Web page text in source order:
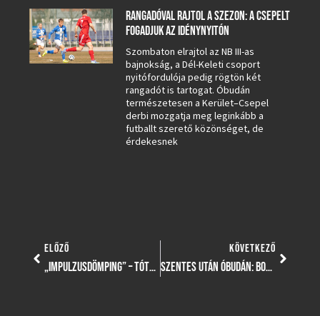
RANGADÓVAL RAJTOL A SZEZON: A CSEPELT
FOGADJUK AZ IDÉNYNYITÓN
Szombaton elrajtol az NB III-as
bajnokság, a Dél-Keleti csoport
nyitófordulója pedig rögtön két
rangadót is tartogat. Óbudán
természetesen a Kerület–Csepel
derbi mozgatja meg leginkább a
futballt szerető közönséget, de
érdekesnek
ELŐZŐ
„IMPULZUSDÖMPING” – TÓTH ZSÓFIA MARAD A KERÜLETNÉL
KÖVETKEZŐ
SZENTES UTÁN ÓBUDÁN: BOLDIZSÁR REBEKA ÚJ FEJEZETE